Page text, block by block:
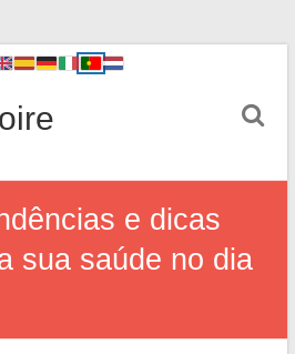
e dicas
sua saúde no dia